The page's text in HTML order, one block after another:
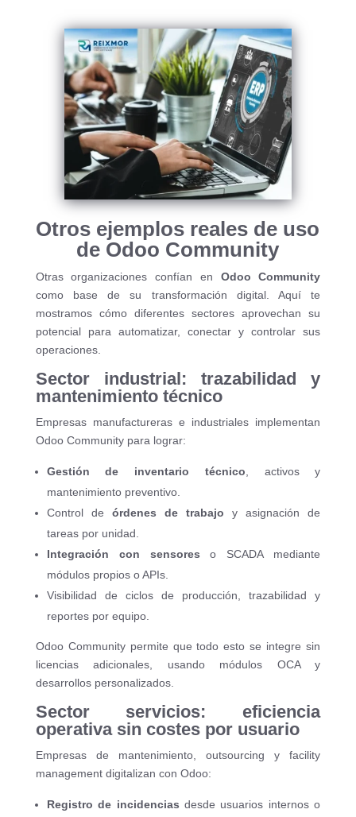
Otros ejemplos reales de uso
de Odoo Community
Otras organizaciones confían en Odoo Community
como base de su transformación digital. Aquí te
mostramos cómo diferentes sectores aprovechan su
potencial para automatizar, conectar y controlar sus
operaciones.
Sector industrial: trazabilidad y
mantenimiento técnico
Empresas manufactureras e industriales implementan
Odoo Community para lograr:
Gestión de inventario técnico , activos y
mantenimiento preventivo.
Control de órdenes de trabajo y asignación de
tareas por unidad.
Integración con sensores o SCADA mediante
módulos propios o APIs.
Visibilidad de ciclos de producción, trazabilidad y
reportes por equipo.
Odoo Community permite que todo esto se integre sin
licencias adicionales, usando módulos OCA y
desarrollos personalizados.
Sector servicios: eficiencia
operativa sin costes por usuario
Empresas de mantenimiento, outsourcing y facility
management digitalizan con Odoo:
Registro de incidencias desde usuarios internos o